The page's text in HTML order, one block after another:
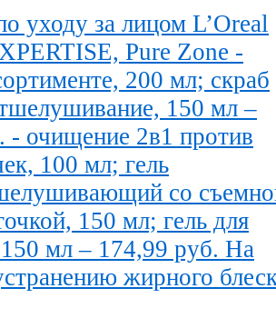
уходу за лицом L’Oreal
Pure Zone -
200 мл; скраб
150 мл –
- очищение 2в1 против
100 мл; гель
со
150 мл; гель для
мл – 174,99 руб. На
жирного